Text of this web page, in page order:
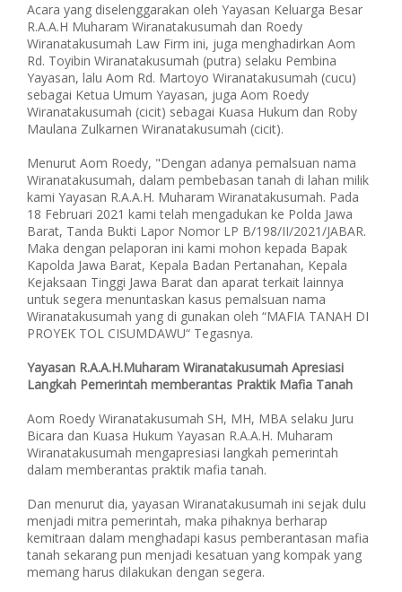
Acara yang diselenggarakan oleh Yayasan Keluarga Besar
R.A.A.H Muharam Wiranatakusumah dan Roedy
Wiranatakusumah Law Firm ini, juga menghadirkan Aom
Rd. Toyibin Wiranatakusumah (putra) selaku Pembina
Yayasan, lalu Aom Rd. Martoyo Wiranatakusumah (cucu)
sebagai Ketua Umum Yayasan, juga Aom Roedy
Wiranatakusumah (cicit) sebagai Kuasa Hukum dan Roby
Maulana Zulkarnen Wiranatakusumah (cicit).
Menurut Aom Roedy, "Dengan adanya pemalsuan nama
Wiranatakusumah, dalam pembebasan tanah di lahan milik
kami Yayasan R.A.A.H. Muharam Wiranatakusumah. Pada
18 Februari 2021 kami telah mengadukan ke Polda Jawa
Barat, Tanda Bukti Lapor Nomor LP B/198/II/2021/JABAR.
Maka dengan pelaporan ini kami mohon kepada Bapak
Kapolda Jawa Barat, Kepala Badan Pertanahan, Kepala
Kejaksaan Tinggi Jawa Barat dan aparat terkait lainnya
untuk segera menuntaskan kasus pemalsuan nama
Wiranatakusumah yang di gunakan oleh “MAFIA TANAH DI
PROYEK TOL CISUMDAWU“ Tegasnya.
Yayasan R.A.A.H.Muharam Wiranatakusumah Apresiasi
Langkah Pemerintah memberantas Praktik Mafia Tanah
Aom Roedy Wiranatakusumah SH, MH, MBA selaku Juru
Bicara dan Kuasa Hukum Yayasan R.A.A.H. Muharam
Wiranatakusumah mengapresiasi langkah pemerintah
dalam memberantas praktik mafia tanah.
Dan menurut dia, yayasan Wiranatakusumah ini sejak dulu
menjadi mitra pemerintah, maka pihaknya berharap
kemitraan dalam menghadapi kasus pemberantasan mafia
tanah sekarang pun menjadi kesatuan yang kompak yang
memang harus dilakukan dengan segera.